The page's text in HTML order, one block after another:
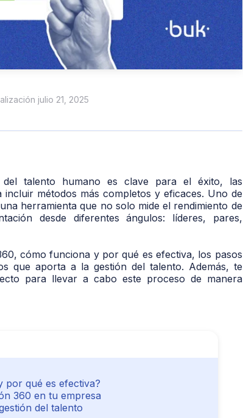
julio 21, 2025
talento humano es clave para el éxito, las
incluir métodos más completos y eficaces. Uno de
herramienta que no solo mide el rendimiento de
desde diferentes ángulos: líderes, pares,
cómo funciona y por qué es efectiva, los pasos
que aporta a la gestión del talento. Además, te
para llevar a cabo este proceso de manera
por qué es efectiva?
360 en tu empresa
del talento